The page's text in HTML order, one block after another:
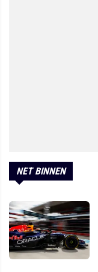
NET BINNEN